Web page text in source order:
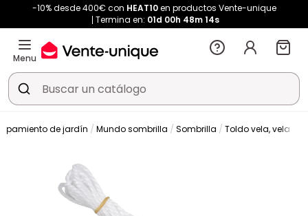
-10% desde 400€ con HEAT10en productos Vente-unique
Termina en: 01d 00h 48m 14s
Menu
de jardín Mundo sombrilla Sombrilla Toldo vela, vela de